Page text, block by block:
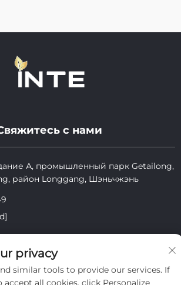
с нами
А, промышленный парк Getailong,
район Longgang, Шэньчжэнь
© 2025 Inte Cosmetics (Shenzhen) Co., Ltd.
конфиденциальность
privacy
similar tools to provide our services. If
all cookies, click Personalize